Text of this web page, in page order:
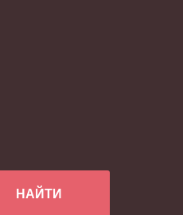
НАЙТИ